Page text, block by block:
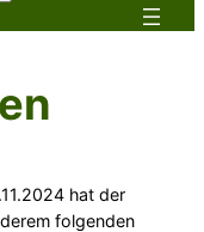
hat der
folgenden